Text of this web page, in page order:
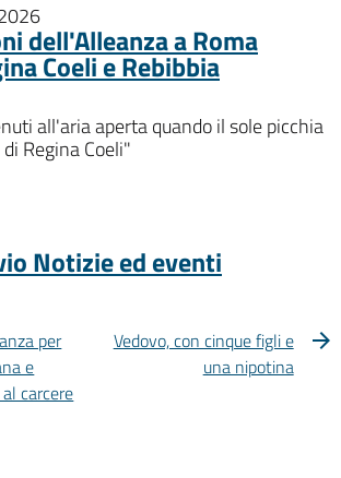
dell'Alleanza a Roma
Coeli e Rebibbia
all'aria aperta quando il sole picchia
Regina Coeli"
Notizie ed eventi
per
e
carcere
Vedovo, con cinque figli e
una nipotina